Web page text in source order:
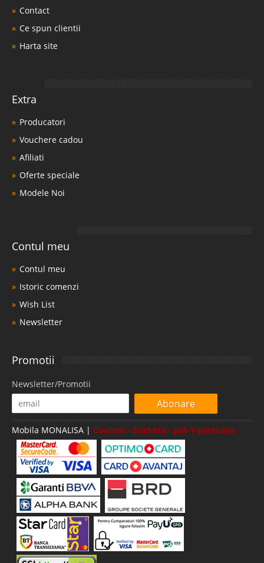
Contact
Ce spun clientii
Harta site
Extra
Producatori
Vouchere cadou
Afiliati
Oferte speciale
Modele Noi
Contul meu
Contul meu
Istoric comenzi
Wish List
Newsletter
Promotii
Newsletter/Promotii
Abonare
Mobila MONALISA | Cautare - Eticheta - pat-1-persoana